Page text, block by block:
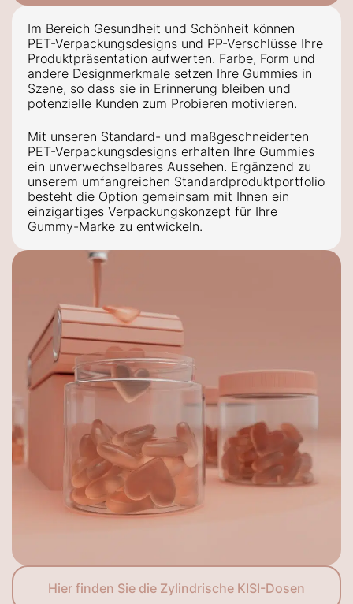
Im Bereich Gesundheit und Schönheit können
PET-Verpackungsdesigns und PP-Verschlüsse Ihre
Produktpräsentation aufwerten. Farbe, Form und
andere Designmerkmale setzen Ihre Gummies in
Szene, so dass sie in Erinnerung bleiben und
potenzielle Kunden zum Probieren motivieren.
Mit unseren Standard- und maßgeschneiderten
PET-Verpackungsdesigns erhalten Ihre Gummies
ein unverwechselbares Aussehen. Ergänzend zu
unserem umfangreichen Standardproduktportfolio
besteht die Option gemeinsam mit Ihnen ein
einzigartiges Verpackungskonzept für Ihre
Gummy-Marke zu entwickeln.
Hier finden Sie die Zylindrische KISI-Dosen